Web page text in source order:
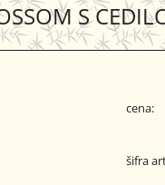
S
cena:
šifra